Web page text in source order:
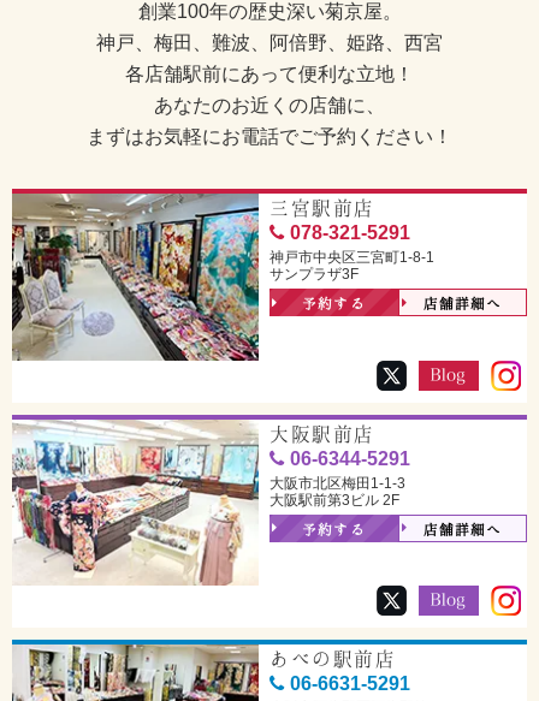
創業100年の歴史深い菊京屋。
神戸、梅田、難波、阿倍野、姫路、西宮
各店舗駅前にあって便利な立地！
あなたのお近くの店舗に、
まずはお気軽にお電話でご予約ください！
三宮駅前店
078-321-5291
神戸市中央区三宮町1-8-1
サンプラザ3F
予約する 店舗詳細へ
大阪駅前店
06-6344-5291
大阪市北区梅田1-1-3
大阪駅前第3ビル 2F
予約する 店舗詳細へ
あべの駅前店
06-6631-5291